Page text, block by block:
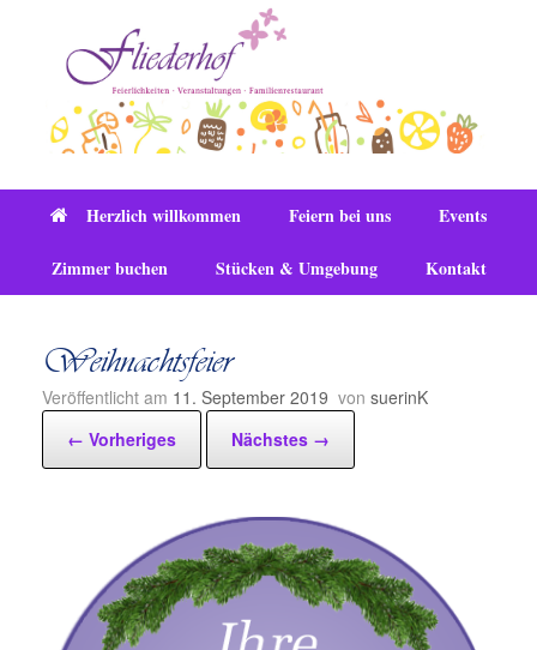
Herzlich willkommen Feiern bei uns Events
Zimmer buchen Stücken & Umgebung Kontakt
Weihnachtsfeier
Veröffentlicht am 11. September 2019 von suerinK
← Vorheriges
Nächstes →